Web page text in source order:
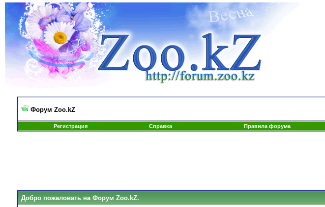
Форум Zoo.kZ
Регистрация
Справка Правила форума
Добро пожаловать на Форум Zoo.kZ.